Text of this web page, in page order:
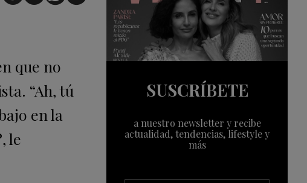
que no
“Ah, tú
en la
le
SUSCRÍBETE
a nuestro newsletter y recibe
actualidad, tendencias, lifestyle y
más